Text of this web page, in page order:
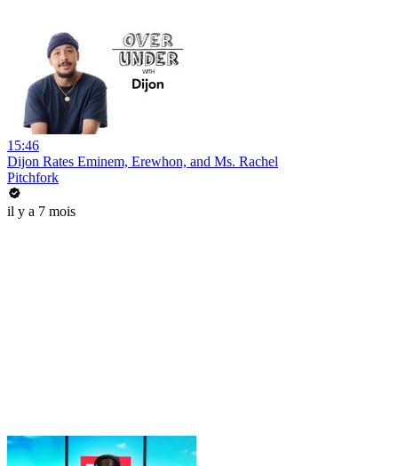
15:46
Dijon Rates Eminem, Erewhon, and Ms. Rachel
Pitchfork
il y a 7 mois